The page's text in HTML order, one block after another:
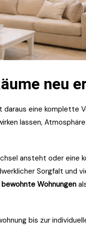
neu
eine komplette
lassen,
ansteht oder eine
Sorgfalt und
bewohnte Wohnungen
bis zur